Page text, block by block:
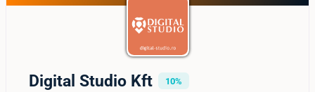
Digital Studio Kft 10%